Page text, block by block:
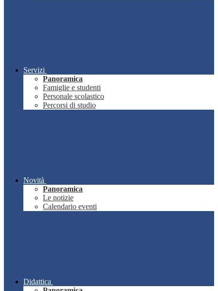
Servizi
Panoramica
Famiglie e studenti
Personale scolastico
Percorsi di studio
Novità
Panoramica
Le notizie
Calendario eventi
Didattica